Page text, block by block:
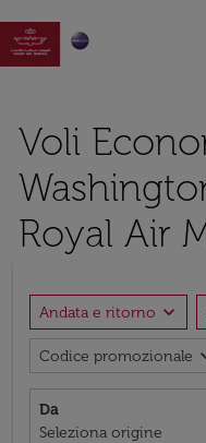

Voli
Royal Air
Andata e ritorno expand_more
Codice promozionale
Da
Seleziona origine